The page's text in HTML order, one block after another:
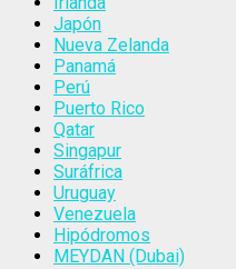
Japón
Nueva Zelanda
Panamá
Perú
Puerto Rico
Qatar
Singapur
Suráfrica
Uruguay
Venezuela
Hipódromos
MEYDAN (Dubai)